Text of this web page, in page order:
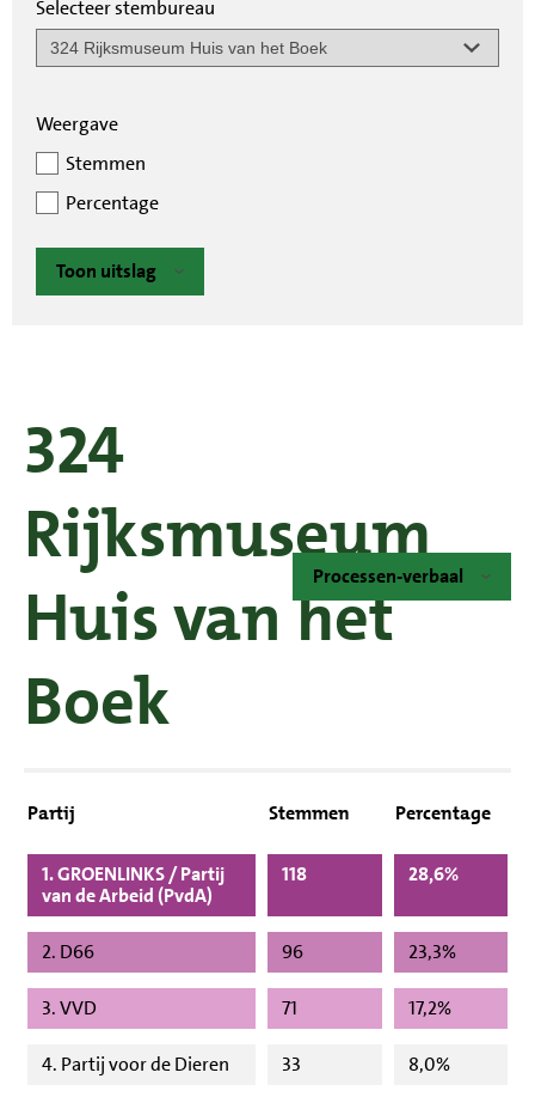
Selecteer stembureau
Weergave
Stemmen
Percentage
Toon uitslag
324
Rijksmuseum
Huis van het
Boek
Processen-verbaal
Partij Stemmen Percentage
1. GROENLINKS / Partij
van de Arbeid (PvdA)
118 28,6%
2. D66 96 23,3%
3. VVD 71 17,2%
4. Partij voor de Dieren 33 8,0%